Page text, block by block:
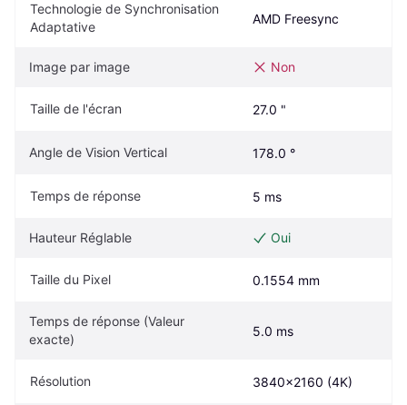
Technologie de Synchronisation
Adaptative
AMD Freesync
Image par image Non
Taille de l'écran 27.0 "
Angle de Vision Vertical 178.0 °
Temps de réponse 5 ms
Hauteur Réglable Oui
Taille du Pixel 0.1554 mm
Temps de réponse (Valeur
exacte)
5.0 ms
Résolution 3840x2160 (4K)